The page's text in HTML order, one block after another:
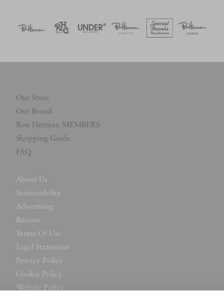
Our Store
Our Brand
Ron Herman MEMBERS
Shopping Guide
FAQ
About Us
Sustainability
Advertising
Recruit
Terms Of Use
Legal Statement
Privacy Policy
Cookie Policy
Website Policy